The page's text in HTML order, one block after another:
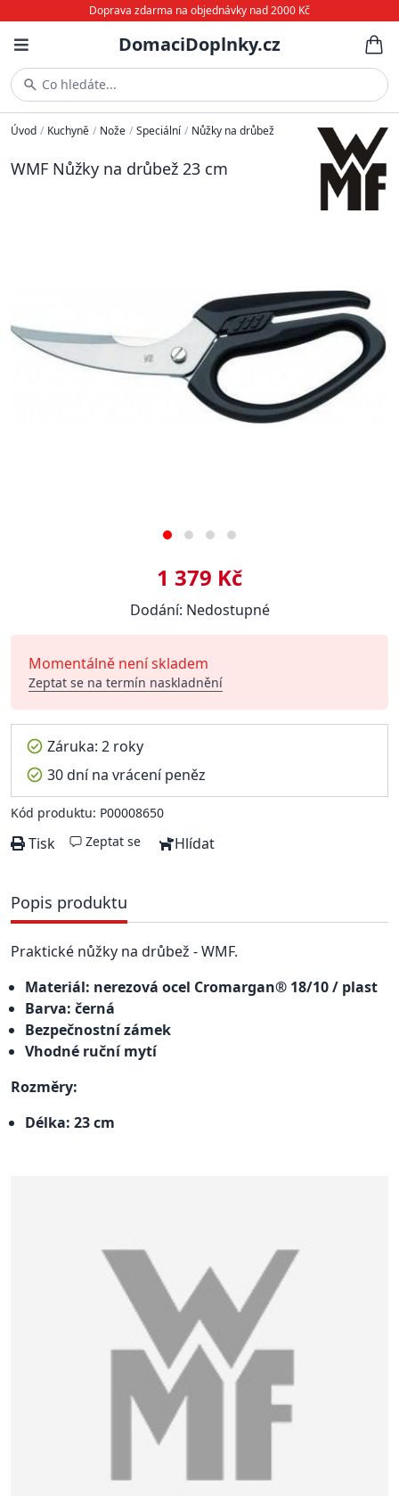
Doprava zdarma na objednávky nad 2000 Kč
DomaciDoplnky.cz
Co hledáte...
Úvod / Kuchyně / Nože / Speciální / Nůžky na drůbež
WMF Nůžky na drůbež 23 cm
1 379 Kč
Dodání: Nedostupné
Momentálně není skladem
Zeptat se na termín naskladnění
Záruka: 2 roky
30 dní na vrácení peněz
Kód produktu: P00008650
Tisk Zeptat se Hlídat
Popis produktu
Praktické nůžky na drůbež - WMF.
Materiál: nerezová ocel Cromargan® 18/10 / plast
Barva: černá
Bezpečnostní zámek
Vhodné ruční mytí
Rozměry:
Délka: 23 cm